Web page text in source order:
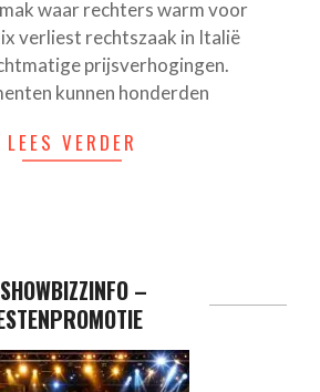
waar rechters warm voor
verliest rechtszaak in Italië
prijsverhogingen.
kunnen honderden
LEES VERDER
–